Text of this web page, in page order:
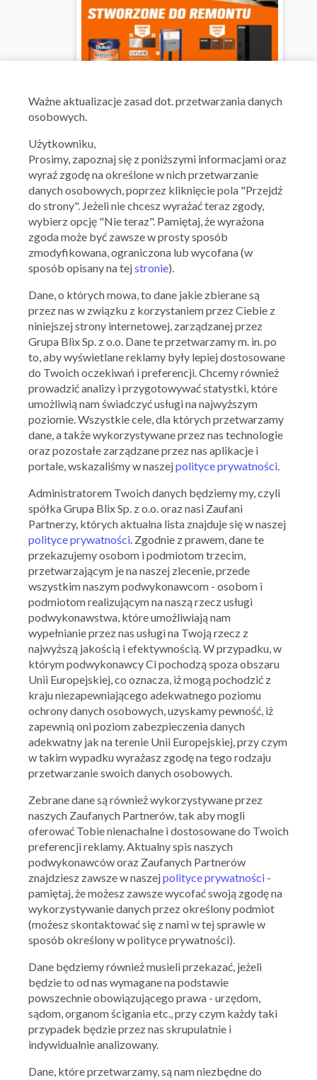
Ważna: 29.07.2026 - 18.08.2026
OFERTY ARCHIWALNE
Ważna: 08.07.2026 - 28.07.2026
OBI
Kupony, zniżki, promocje
OBI to powstała w 1970 roku w Niemczech sieć marketów),
które dzisiaj funkcjonują na terenie wielu krajów w Europie, w
tym również Polski. Firma jest niekwestionowanym liderem
rynku artykułów budowlanych, a swój sukces zawdzięcza
szerokiemu asortymentowi odpowiednio dostosowanemu
do potrzeb oraz oczekiwań klientów, doskonałej obsłudze, a
także doskonałym cenom, które proponuje.
+ Dodaj kupon
PODOBNE MARKI
Ważne aktualizacje zasad dot. przetwarzania danych
osobowych.
Użytkowniku,
Prosimy, zapoznaj się z poniższymi informacjami oraz
wyraź zgodę na określone w nich przetwarzanie
danych osobowych, poprzez kliknięcie pola "Przejdź
do strony". Jeżeli nie chcesz wyrażać teraz zgody,
wybierz opcję "Nie teraz". Pamiętaj, że wyrażona
zgoda może być zawsze w prosty sposób
zmodyfikowana, ograniczona lub wycofana (w
sposób opisany na tejstronie).
Dane, o których mowa, to dane jakie zbierane są
przez nas w związku z korzystaniem przez Ciebie z
niniejszej strony internetowej, zarządzanej przez
Grupa Blix Sp. z o.o. Dane te przetwarzamy m. in. po
to, aby wyświetlane reklamy były lepiej dostosowane
do Twoich oczekiwań i preferencji. Chcemy również
prowadzić analizy i przygotowywać statystki, które
umożliwią nam świadczyć usługi na najwyższym
poziomie. Wszystkie cele, dla których przetwarzamy
dane, a także wykorzystywane przez nas technologie
oraz pozostałe zarządzane przez nas aplikacje i
portale, wskazaliśmy w naszejpolityce prywatności
Administratorem Twoich danych będziemy my, czyli
spółka Grupa Blix Sp. z o.o. oraz nasi Zaufani
Partnerzy, których aktualna lista znajduje się w naszej
polityce prywatności . Zgodnie z prawem, dane te
przekazujemy osobom i podmiotom trzecim,
przetwarzającym je na naszej zlecenie, przede
wszystkim naszym podwykonawcom - osobom i
podmiotom realizującym na naszą rzecz usługi
podwykonawstwa, które umożliwiają nam
wypełnianie przez nas usługi na Twoją rzecz z
najwyższą jakością i efektywnością. W przypadku, w
którym podwykonawcy Ci pochodzą spoza obszaru
Unii Europejskiej, co oznacza, iż mogą pochodzić z
kraju niezapewniającego adekwatnego poziomu
ochrony danych osobowych, uzyskamy pewność, iż
zapewnią oni poziom zabezpieczenia danych
adekwatny jak na terenie Unii Europejskiej, przy czym
w takim wypadku wyrażasz zgodę na tego rodzaju
przetwarzanie swoich danych osobowych.
Zebrane dane są również wykorzystywane przez
naszych Zaufanych Partnerów, tak aby mogli
oferować Tobie nienachalne i dostosowane do Twoich
preferencji reklamy. Aktualny spis naszych
podwykonawców oraz Zaufanych Partnerów
znajdziesz zawsze w naszejpolityce prywatności -
pamiętaj, że możesz zawsze wycofać swoją zgodę na
wykorzystywanie danych przez określony podmiot
(możesz skontaktować się z nami w tej sprawie w
sposób określony w polityce prywatności).
Dane będziemy również musieli przekazać, jeżeli
będzie to od nas wymagane na podstawie
powszechnie obowiązującego prawa - urzędom,
sądom, organom ścigania etc., przy czym każdy taki
przypadek będzie przez nas skrupulatnie i
indywidualnie analizowany.
Dane, które przetwarzamy, są nam niezbędne do